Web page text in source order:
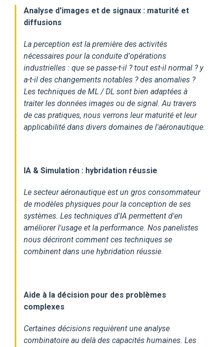
Analyse d'images et de signaux : maturité et
diffusions
La perception est la première des activités
nécessaires pour la conduite d'opérations
industrielles : que se passe-t-il ? tout est-il normal ? y
a-t-il des changements notables ? des anomalies ?
Les techniques de ML / DL sont bien adaptées à
traiter les données images ou de signal. Au travers
de cas pratiques, nous verrons leur maturité et leur
applicabilité dans divers domaines de l'aéronautique.
IA & Simulation : hybridation réussie
Le secteur aéronautique est un gros consommateur
de modèles physiques pour la conception de ses
systèmes. Les techniques d'IA permettent d'en
améliorer l'usage et la performance. Nos panelistes
nous décriront comment ces techniques se
combinent dans une hybridation réussie.
Aide à la décision pour des problèmes
complexes
Certaines décisions requièrent une analyse
combinatoire au delà des capacités humaines. Les